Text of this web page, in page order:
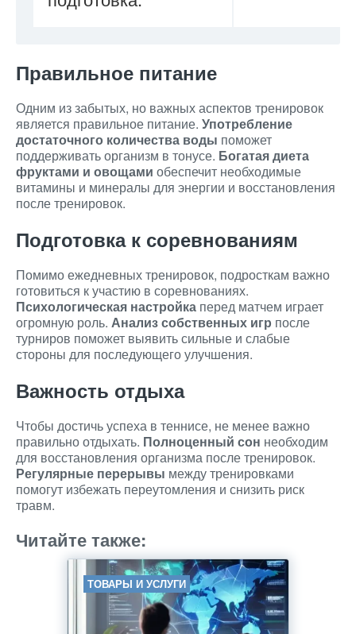
Правильное питание
Одним из забытых, но важных аспектов тренировок
является правильное питание. Употребление
достаточного количества воды поможет
поддерживать организм в тонусе. Богатая диета
фруктами и овощами обеспечит необходимые
витамины и минералы для энергии и восстановления
после тренировок.
Подготовка к соревнованиям
Помимо ежедневных тренировок, подросткам важно
готовиться к участию в соревнованиях.
Психологическая настройка перед матчем играет
огромную роль. Анализ собственных игр после
турниров поможет выявить сильные и слабые
стороны для последующего улучшения.
Важность отдыха
Чтобы достичь успеха в теннисе, не менее важно
правильно отдыхать. Полноценный сон необходим
для восстановления организма после тренировок.
Регулярные перерывы между тренировками
помогут избежать переутомления и снизить риск
травм.
Читайте также:
ТОВАРЫ И УСЛУГИ